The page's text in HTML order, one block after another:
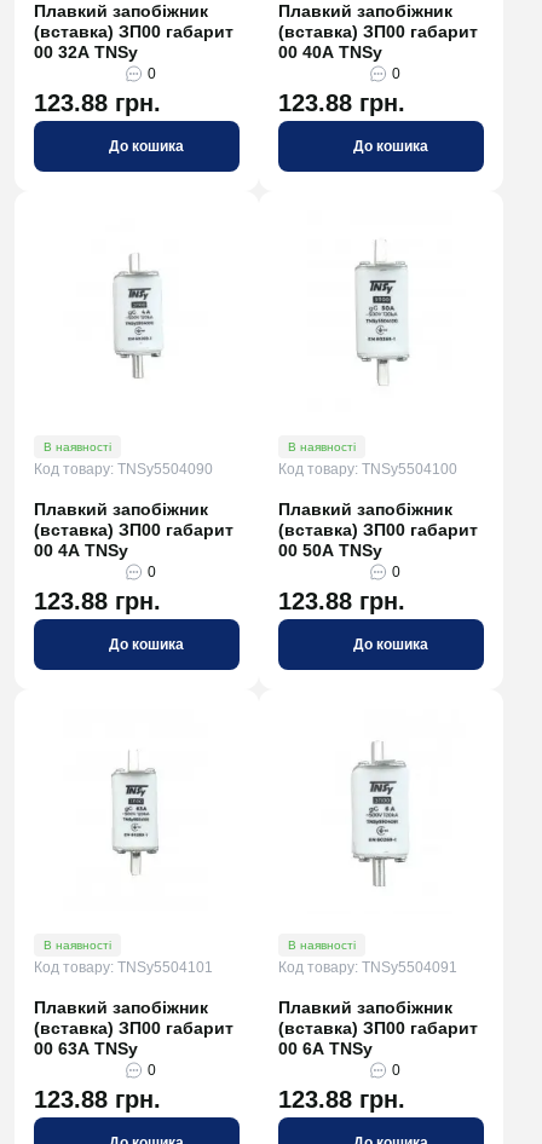
Плавкий запобіжник
(вставка) ЗП00 габарит
00 32А TNSy
0
123.88 грн.
До кошика
Плавкий запобіжник
(вставка) ЗП00 габарит
00 40А TNSy
0
123.88 грн.
До кошика
В наявності
Код товару: TNSy5504090
Плавкий запобіжник
(вставка) ЗП00 габарит
00 4А TNSy
0
123.88 грн.
До кошика
В наявності
Код товару: TNSy5504100
Плавкий запобіжник
(вставка) ЗП00 габарит
00 50А TNSy
0
123.88 грн.
До кошика
В наявності
Код товару: TNSy5504101
Плавкий запобіжник
(вставка) ЗП00 габарит
00 63А TNSy
0
123.88 грн.
В наявності
Код товару: TNSy5504091
Плавкий запобіжник
(вставка) ЗП00 габарит
00 6А TNSy
0
123.88 грн.